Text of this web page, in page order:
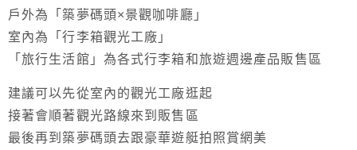
戶外為「築夢碼頭×景觀咖啡廳」
室內為「行李箱觀光工廠」
「旅行生活館」為各式行李箱和旅遊週邊產品販售區
建議可以先從室內的觀光工廠逛起
接著會順著觀光路線來到販售區
最後再到築夢碼頭去跟豪華遊艇拍照賞網美